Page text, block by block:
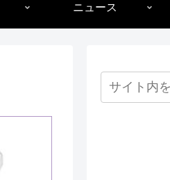
ニュース